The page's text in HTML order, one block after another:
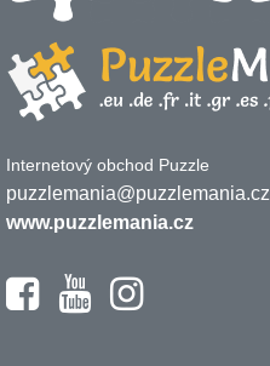
Internetový obchod Puzzle
puzzlemania@puzzlemania.cz
www.puzzlemania.cz